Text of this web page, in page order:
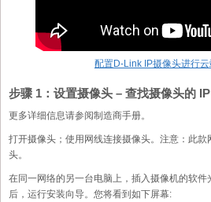
配置D-Link IP摄像头进行
步骤 1：设置摄像头 – 查找摄像头的
更多详细信息请参阅制造商手册。
打开摄像头；使用网线连接摄像头。注意：此
头。
在同一网络的另一台电脑上，插入摄像机的软
后，运行安装向导。您将看到如下屏幕: